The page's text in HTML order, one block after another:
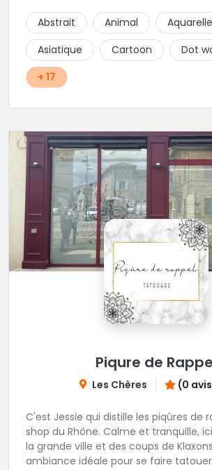
projet avec Alex. Une superbe adresse
Abstrait Animal
Aquarelle
Asiatique
Cartoon
Dot
+ 17
Piqure de
Les Chères (0
C'est Jessie qui distille les piqûres de
shop du Rhône. Calme et tranquille,
la grande ville et des coups de
ambiance idéale pour se faire